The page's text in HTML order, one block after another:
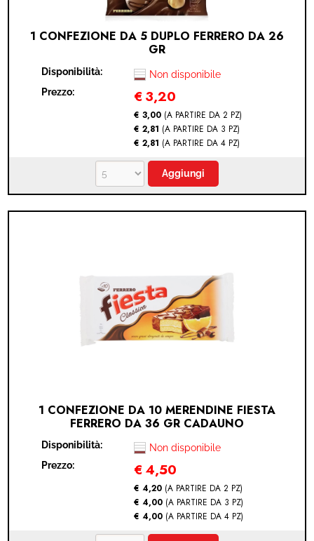
1 CONFEZIONE DA 5 DUPLO FERRERO DA 26
GR
Disponibilità:
Non disponibile
Prezzo:
€ 3,20
€ 3,00 (A PARTIRE DA 2 PZ)
€ 2,81 (A PARTIRE DA 3 PZ)
€ 2,81 (A PARTIRE DA 4 PZ)
1 CONFEZIONE DA 10 MERENDINE FIESTA
FERRERO DA 36 GR CADAUNO
Disponibilità:
Non disponibile
Prezzo:
€ 4,50
€ 4,20 (A PARTIRE DA 2 PZ)
€ 4,00 (A PARTIRE DA 3 PZ)
€ 4,00 (A PARTIRE DA 4 PZ)